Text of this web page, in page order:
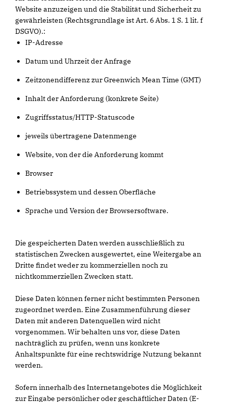
Website anzuzeigen und die Stabilität und Sicherheit zu
gewährleisten (Rechtsgrundlage ist Art. 6 Abs. 1 S. 1 lit. f
DSGVO).:
IP-Adresse
Datum und Uhrzeit der Anfrage
Zeitzonendifferenz zur Greenwich Mean Time (GMT)
Inhalt der Anforderung (konkrete Seite)
Zugriffsstatus/HTTP-Statuscode
jeweils übertragene Datenmenge
Website, von der die Anforderung kommt
Browser
Betriebssystem und dessen Oberfläche
Sprache und Version der Browsersoftware.
Die gespeicherten Daten werden ausschließlich zu
statistischen Zwecken ausgewertet, eine Weitergabe an
Dritte findet weder zu kommerziellen noch zu
nichtkommerziellen Zwecken statt.
Diese Daten können ferner nicht bestimmten Personen
zugeordnet werden. Eine Zusammenführung dieser
Daten mit anderen Datenquellen wird nicht
vorgenommen. Wir behalten uns vor, diese Daten
nachträglich zu prüfen, wenn uns konkrete
Anhaltspunkte für eine rechtswidrige Nutzung bekannt
werden.
Sofern innerhalb des Internetangebotes die Möglichkeit
zur Eingabe persönlicher oder geschäftlicher Daten (E-